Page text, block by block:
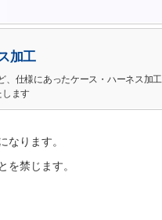
加工
、仕様にあったケース・ハーネス加工
します
ります。
禁じます。